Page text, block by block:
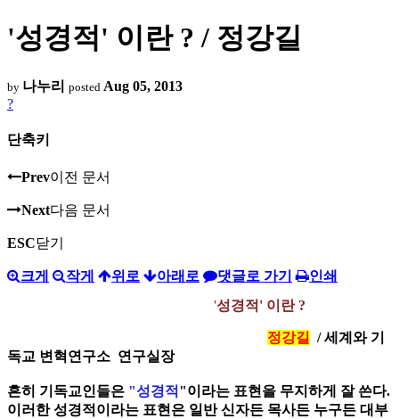
'성경적' 이란 ? / 정강길
by 나누리 posted Aug 05, 2013
?
단축키
Prev이전 문서
Next다음 문서
ESC닫기
크게 작게 위로 아래로 댓글로 가기
인쇄
'성경적' 이란 ?
정강길 / 세계와 기
독교 변혁연구소 연구실장
흔히 기독교인들은 "성경적 "이라는 표현을 무지하게 잘 쓴다.
이러한 성경적이라는 표현은 일반 신자든 목사든 누구든 대부